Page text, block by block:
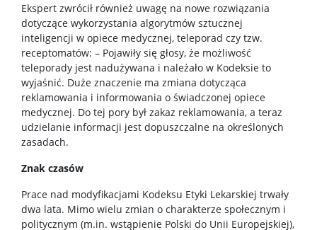
Ekspert zwrócił również uwagę na nowe rozwiązania
dotyczące wykorzystania algorytmów sztucznej
inteligencji w opiece medycznej, teleporad czy tzw.
receptomatów: – Pojawiły się głosy, że możliwość
teleporady jest nadużywana i należało w Kodeksie to
wyjaśnić. Duże znaczenie ma zmiana dotycząca
reklamowania i informowania o świadczonej opiece
medycznej. Do tej pory był zakaz reklamowania, a teraz
udzielanie informacji jest dopuszczalne na określonych
zasadach.
Znak czasów
Prace nad modyfikacjami Kodeksu Etyki Lekarskiej trwały
dwa lata. Mimo wielu zmian o charakterze społecznym i
politycznym (m.in. wstąpienie Polski do Unii Europejskiej),